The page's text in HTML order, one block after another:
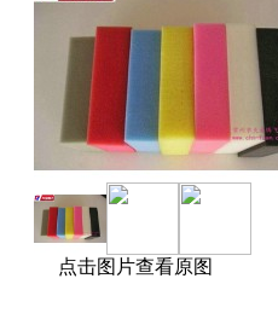
点击图片查看原图